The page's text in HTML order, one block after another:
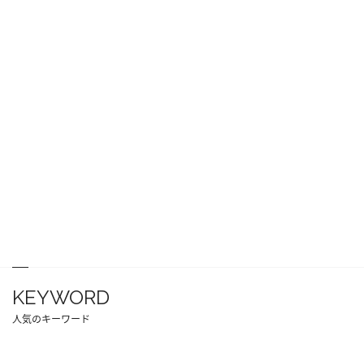
KEYWORD
人気のキーワード